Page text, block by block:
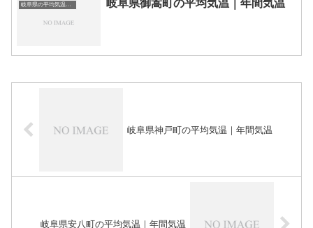
岐阜県の平均気温まとめ 岐阜県御嵩町の平均気温｜年間気温
岐阜県神戸町の平均気温｜年間気温
岐阜県安八町の平均気温｜年間気温